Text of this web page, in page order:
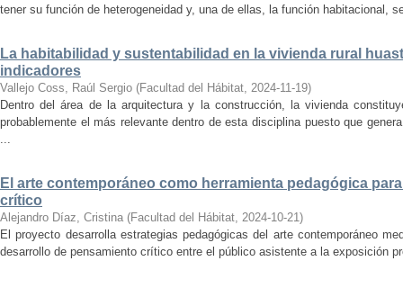
tener su función de heterogeneidad y, una de ellas, la función habitacional,
La habitabilidad y sustentabilidad en la vivienda rural
indicadores
Vallejo Coss, Raúl Sergio (Facultad del Hábitat, 2024-11-19)
Dentro del área de la arquitectura y la construcción, la vivienda
probablemente el más relevante dentro de esta disciplina puesto que
...
El arte contemporáneo como herramienta pedagógica
crítico
Alejandro Díaz, Cristina (Facultad del Hábitat, 2024-10-21)
El proyecto desarrolla estrategias pedagógicas del arte contemporáneo
desarrollo de pensamiento crítico entre el público asistente a la exposición